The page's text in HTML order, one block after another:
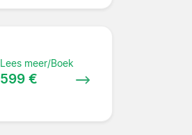
Lees meer/Boek
599 €